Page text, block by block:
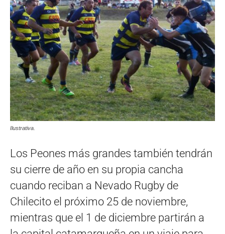
Ilustrativa.
Los Peones más grandes también tendrán
su cierre de año en su propia cancha
cuando reciban a Nevado Rugby de
Chilecito el próximo 25 de noviembre,
mientras que el 1 de diciembre partirán a